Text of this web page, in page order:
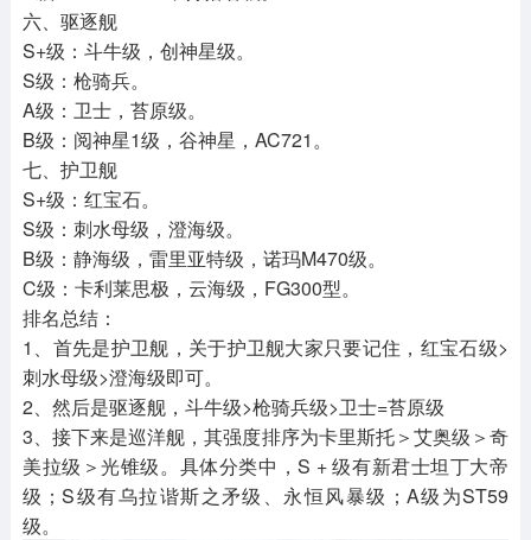
六、驱逐舰
S+级：斗牛级，创神星级。
S级：枪骑兵。
A级：卫士，苔原级。
B级：阅神星1级，谷神星，AC721。
七、护卫舰
S+级：红宝石。
S级：刺水母级，澄海级。
B级：静海级，雷里亚特级，诺玛M470级。
C级：卡利莱思极，云海级，FG300型。
排名总结：
1、首先是护卫舰，关于护卫舰大家只要记住，红宝石级>
刺水母级>澄海级即可。
2、然后是驱逐舰，斗牛级>枪骑兵级>卫士=苔原级
3、接下来是巡洋舰，其强度排序为卡里斯托＞艾奥级＞奇
美拉级＞光锥级。具体分类中，S + 级有新君士坦丁大帝
级；S级有乌拉谐斯之矛级、永恒风暴级；A级为ST59
级。